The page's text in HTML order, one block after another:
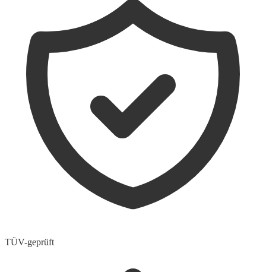
TÜV-geprüft